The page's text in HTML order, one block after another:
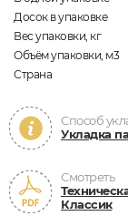
Досок в упаковке
Вес упаковки, кг
Объём упаковки, м3
Страна
Способ
Укладка
Смотреть
Классик